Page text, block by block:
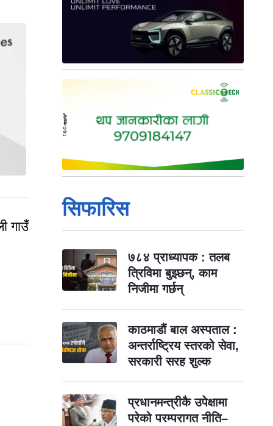
गाउँ
सिफारिस
७८४ प्राध्यापक : तलब
त्रिविमा बुझ्छन्, काम
निजीमा गर्छन्
काठमाडौं बाल अस्पताल :
अन्तर्राष्ट्रिय स्तरको सेवा,
सरकारी सरह शुल्क
प्रधानमन्त्रीकै उपेक्षामा
परेको परम्परागत नीति–